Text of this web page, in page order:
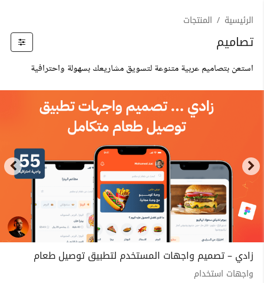
الرئيسية المنتجات
تصاميم
استعن بتصاميم عربية متنوعة لتسويق مشاريعك بسهولة واحترافية
زادي – تصميم واجهات المستخدم لتطبيق توصيل طعام
واجهات استخدام